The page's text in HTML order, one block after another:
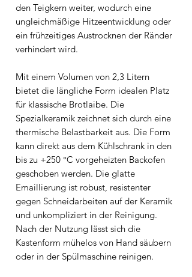
den Teigkern weiter, wodurch eine
ungleichmäßige Hitzeentwicklung oder
ein frühzeitiges Austrocknen der Ränder
verhindert wird.
Mit einem Volumen von 2,3 Litern
bietet die längliche Form idealen Platz
für klassische Brotlaibe. Die
Spezialkeramik zeichnet sich durch eine
thermische Belastbarkeit aus. Die Form
kann direkt aus dem Kühlschrank in den
bis zu +250 °C vorgeheizten Backofen
geschoben werden. Die glatte
Emaillierung ist robust, resistenter
gegen Schneidarbeiten auf der Keramik
und unkompliziert in der Reinigung.
Nach der Nutzung lässt sich die
Kastenform mühelos von Hand säubern
oder in der Spülmaschine reinigen.